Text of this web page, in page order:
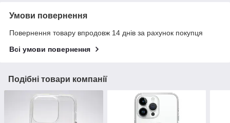
Умови повернення
Повернення товару впродовж 14 днів за рахунок покупця
Всі умови повернення
Подібні товари компанії